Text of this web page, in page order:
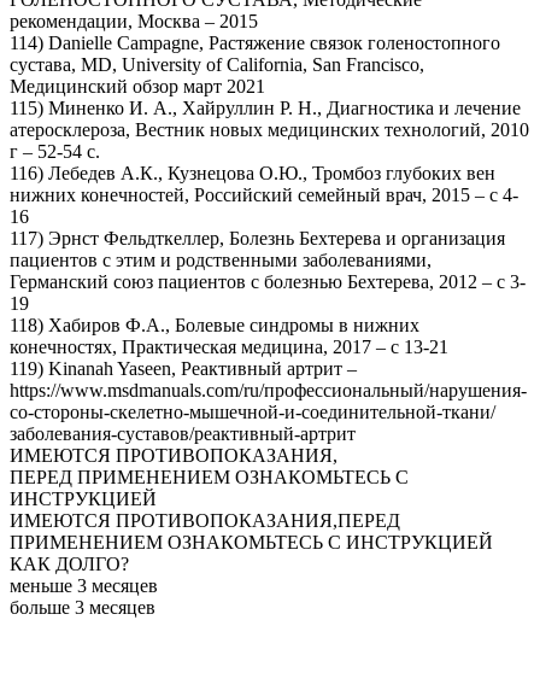
рекомендации, Москва – 2015
114) Danielle Campagne, Растяжение связок голеностопного
сустава, MD, University of California, San Francisco,
Медицинский обзор март 2021
115) Миненко И. А., Хайруллин Р. Н., Диагностика и лечение
атеросклероза, Вестник новых медицинских технологий, 2010
г – 52-54 с.
116) Лебедев А.К., Кузнецова О.Ю., Тромбоз глубоких вен
нижних конечностей, Российский семейный врач, 2015 – с 4-
16
117) Эрнст Фельдткеллер, Болезнь Бехтерева и организация
пациентов с этим и родственными заболеваниями,
Германский союз пациентов с болезнью Бехтерева, 2012 – с 3-
19
118) Хабиров Ф.А., Болевые синдромы в нижних
конечностях, Практическая медицина, 2017 – с 13-21
119) Kinanah Yaseen, Реактивный артрит –
https://www.msdmanuals.com/ru/профессиональный/нарушения-
со-стороны-скелетно-мышечной-и-соединительной-ткани/
заболевания-суставов/реактивный-артрит
ИМЕЮТСЯ ПРОТИВОПОКАЗАНИЯ,
ПЕРЕД ПРИМЕНЕНИЕМ ОЗНАКОМЬТЕСЬ С
ИНСТРУКЦИЕЙ
ИМЕЮТСЯ ПРОТИВОПОКАЗАНИЯ,ПЕРЕД
ПРИМЕНЕНИЕМ ОЗНАКОМЬТЕСЬ С ИНСТРУКЦИЕЙ
КАК ДОЛГО?
меньше 3 месяцев
больше 3 месяцев